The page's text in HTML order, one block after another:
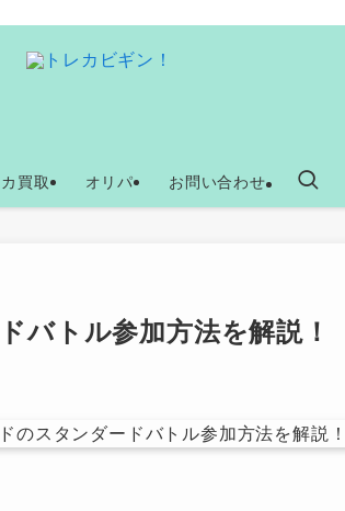
カ買取 オリパ お問い合わせ
バトル参加方法を解説！